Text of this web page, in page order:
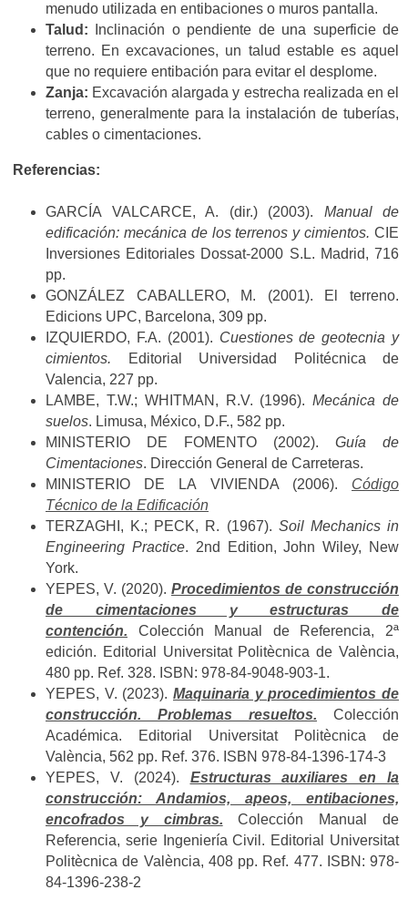
menudo utilizada en entibaciones o muros pantalla.
Talud: Inclinación o pendiente de una superficie de
terreno. En excavaciones, un talud estable es aquel
que no requiere entibación para evitar el desplome.
Zanja: Excavación alargada y estrecha realizada en el
terreno, generalmente para la instalación de tuberías,
cables o cimentaciones.
Referencias:
GARCÍA VALCARCE, A. (dir.) (2003). Manual de
edificación: mecánica de los terrenos y cimientos. CIE
Inversiones Editoriales Dossat-2000 S.L. Madrid, 716
pp.
GONZÁLEZ CABALLERO, M. (2001). El terreno.
Edicions UPC, Barcelona, 309 pp.
IZQUIERDO, F.A. (2001). Cuestiones de geotecnia y
cimientos. Editorial Universidad Politécnica de
Valencia, 227 pp.
LAMBE, T.W.; WHITMAN, R.V. (1996).Mecánica de
suelos. Limusa, México, D.F., 582 pp.
MINISTERIO DE FOMENTO (2002). Guía de
Cimentaciones. Dirección General de Carreteras.
MINISTERIO DE LA VIVIENDA (2006). Código
Técnico de la Edificación
TERZAGHI, K.; PECK, R. (1967). Soil Mechanics in
Engineering Practice. 2nd Edition, John Wiley, New
York.
YEPES, V. (2020). Procedimientos de construcción
de cimentaciones y estructuras de
contención. Colección Manual de Referencia, 2ª
edición. Editorial Universitat Politècnica de València,
480 pp. Ref. 328. ISBN: 978-84-9048-903-1.
YEPES, V. (2023). Maquinaria y procedimientos de
construcción. Problemas resueltos. Colección
Académica. Editorial Universitat Politècnica de
València, 562 pp. Ref. 376. ISBN 978-84-1396-174-3
YEPES, V. (2024). Estructuras auxiliares en la
construcción: Andamios, apeos, entibaciones,
encofrados y cimbras. Colección Manual de
Referencia, serie Ingeniería Civil. Editorial Universitat
Politècnica de València, 408 pp. Ref. 477. ISBN: 978-
84-1396-238-2